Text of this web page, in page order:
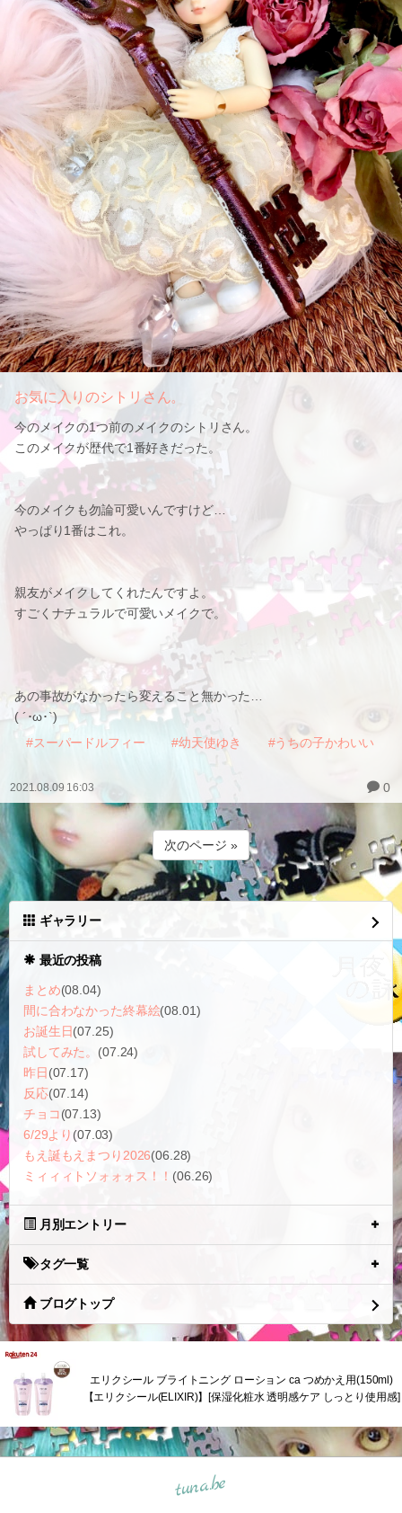
お気に入りのシトリさん。
今のメイクの1つ前のメイクのシトリさん。
このメイクが歴代で1番好きだった。
今のメイクも勿論可愛いんですけど…
やっぱり1番はこれ。
親友がメイクしてくれたんですよ。
すごくナチュラルで可愛いメイクで。
あの事故がなかったら変えること無かった…
( ´･ω･`)
#スーパードルフィー
#幼天使ゆき #うちの子かわいい
2021.08.09 16:03 0
次のページ »
ギャラリー
最近の投稿
まとめ(08.04)
間に合わなかった終幕絵(08.01)
お誕生日(07.25)
試してみた。 (07.24)
昨日 (07.17)
反応(07.14)
チョコ(07.13)
6/29より (07.03)
もえ誕もえまつり2026(06.28)
ミィィィトソォォォス！！ (06.26)
月別エントリー
タグ一覧
ブログトップ
エリクシール ブライトニング ローション ca つめかえ用(150ml)
【エリクシール(ELIXIR)】[保湿化粧水 透明感ケア しっとり使用感]
tuna.be